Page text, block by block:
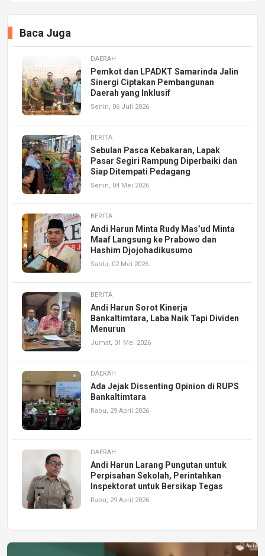
Baca Juga
DAERAH
Pemkot dan LPADKT Samarinda Jalin
Sinergi Ciptakan Pembangunan
Daerah yang Inklusif
Senin, 06 Juli 2026
BERITA
Sebulan Pasca Kebakaran, Lapak
Pasar Segiri Rampung Diperbaiki dan
Siap Ditempati Pedagang
Senin, 04 Mei 2026
BERITA
Andi Harun Minta Rudy Mas’ud Minta
Maaf Langsung ke Prabowo dan
Hashim Djojohadikusumo
Sabtu, 02 Mei 2026
BERITA
Andi Harun Sorot Kinerja
Bankaltimtara, Laba Naik Tapi Dividen
Menurun
Jumat, 01 Mei 2026
DAERAH
Ada Jejak Dissenting Opinion di RUPS
Bankaltimtara
Rabu, 29 April 2026
DAERAH
Andi Harun Larang Pungutan untuk
Perpisahan Sekolah, Perintahkan
Inspektorat untuk Bersikap Tegas
Rabu, 29 April 2026